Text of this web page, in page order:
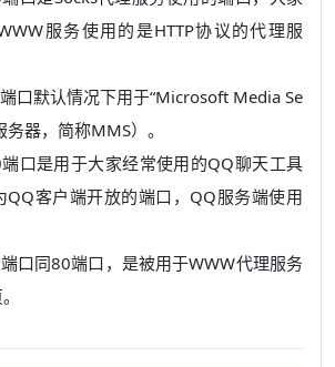
服务使用的是HTTP协议的代理服
口默认情况下用于“Microsoft Media Se
器，简称MMS）。
口是用于大家经常使用的QQ聊天工具
QQ客户端开放的端口，QQ服务端使用
口同80端口，是被用于WWW代理服务